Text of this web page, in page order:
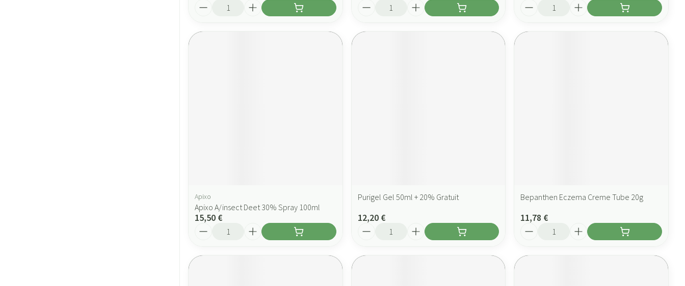
Apixo
Apixo A/insect Deet 30% Spray 100ml
15,50 €
Purigel Gel 50ml + 20% Gratuit
12,20 €
Bepanthen Eczema Creme Tube 20g
11,78 €